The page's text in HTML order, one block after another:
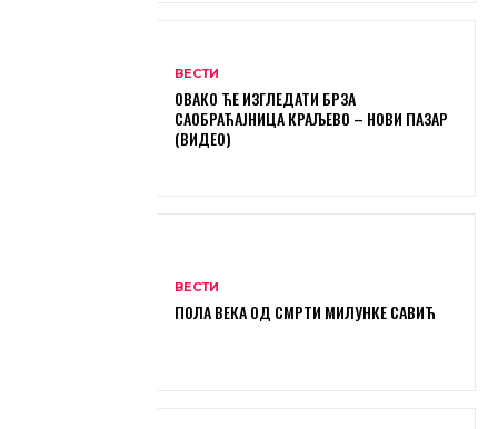
ВЕСТИ
ОВАКО ЋЕ ИЗГЛЕДАТИ БРЗА
САОБРАЋАЈНИЦА КРАЉЕВО – НОВИ ПАЗАР
(ВИДЕО)
ВЕСТИ
ПОЛА ВЕКА ОД СМРТИ МИЛУНКЕ САВИЋ